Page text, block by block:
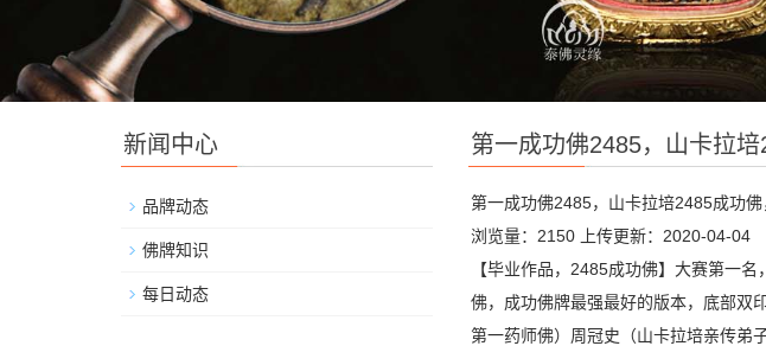
第一成功佛2485，山卡拉
第一成功佛2485，山卡拉培2485成功佛
浏览量：2150
上传更新：2020-04-04
【毕业作品，2485成功佛】大赛第一
佛，成功佛牌最强最好的版本，底部双
第一药师佛）周冠史（山卡拉培亲传弟
新闻中心
品牌动态
佛牌知识
每日动态